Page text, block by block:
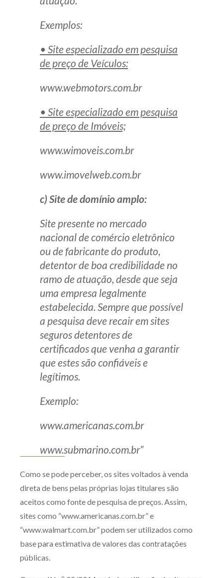
Exemplos:
• Site especializado em pesquisa
de preço de Veículos:
www.webmotors.com.br
• Site especializado em pesquisa
de preço de Imóveis;
www.wimoveis.com.br
www.imovelweb.com.br
c) Site de domínio amplo:
Site presente no mercado
nacional de comércio eletrônico
ou de fabricante do produto,
detentor de boa credibilidade no
ramo de atuação, desde que seja
uma empresa legalmente
estabelecida. Sempre que possível
a pesquisa deve recair em sites
seguros detentores de
certificados que venha a garantir
que estes são confiáveis e
legítimos.
Exemplo:
www.americanas.com.br
www.submarino.com.br”
Como se pode perceber, os sites voltados à venda
direta de bens pelas próprias lojas titulares são
aceitos como fonte de pesquisa de preços. Assim,
sites como “www.americanas.com.br” e
“www.walmart.com.br” podem ser utilizados como
base para estimativa de valores das contratações
públicas.